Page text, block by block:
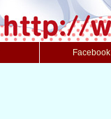
Facebook